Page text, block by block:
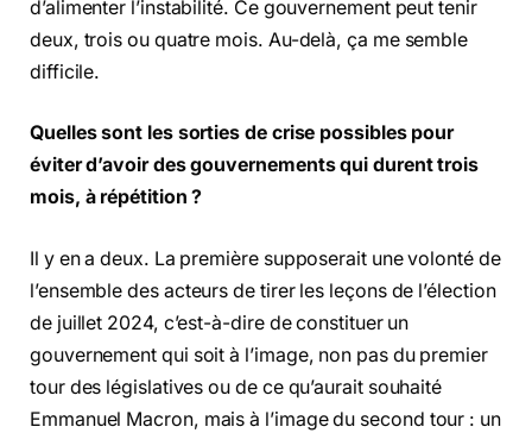
d’alimenter l’instabilité. Ce gouvernement peut tenir
deux, trois ou quatre mois. Au-delà, ça me semble
difficile.
Quelles sont les sorties de crise possibles pour
éviter d’avoir des gouvernements qui durent trois
mois, à répétition ?
Il y en a deux. La première supposerait une volonté de
l’ensemble des acteurs de tirer les leçons de l’élection
de juillet 2024, c’est-à-dire de constituer un
gouvernement qui soit à l’image, non pas du premier
tour des législatives ou de ce qu’aurait souhaité
Emmanuel Macron, mais à l’image du second tour : un